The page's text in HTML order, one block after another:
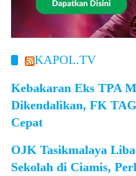
KAPOL.TV
Kebakaran Eks TPA
Dikendalikan, FK
Cepat
OJK Tasikmalaya
Sekolah di Ciamis,